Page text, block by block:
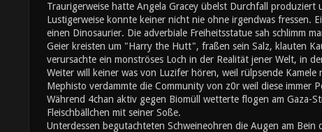
Traurigerweise hatte Angela Gracey übelst Durchfall produziert
Lustigerweise konnte keiner nicht nie ohne irgendwas fressen.
einen Dinosaurier. Die adverbiale Freiheitsstatue sah schlimm
Geier kreisten um "Harry the Hutt", fraßen sein Salz, klauten
verursachte ein monströses Loch in der Realität jener Welt, in
Weiter will keiner was von Luzifer hören, weil rülpsende
Mephisto verdammte die Community von z0r weil diese immer
Während 4chan aktiv gegen Biomüll wetterte flogen am
Fleischbällchen mit seiner Soße.
Unterdessen begutachteten Schweineohren die Augen am